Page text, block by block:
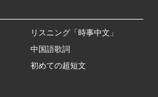
リスニング「時事中文」
中国語歌詞
初めての超短文